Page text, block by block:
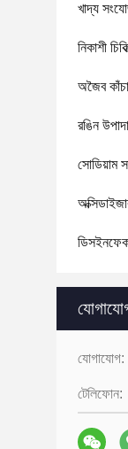
খাদ্য
নিকাশী
অজৈব
রঙিন
সোডিয়াম
যোগাযোগ:
টেলিফোন: